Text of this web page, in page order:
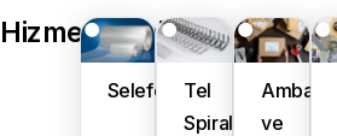
Hizmetlerimiz
Selefon
Tel
Spiral
Ambalaj
ve